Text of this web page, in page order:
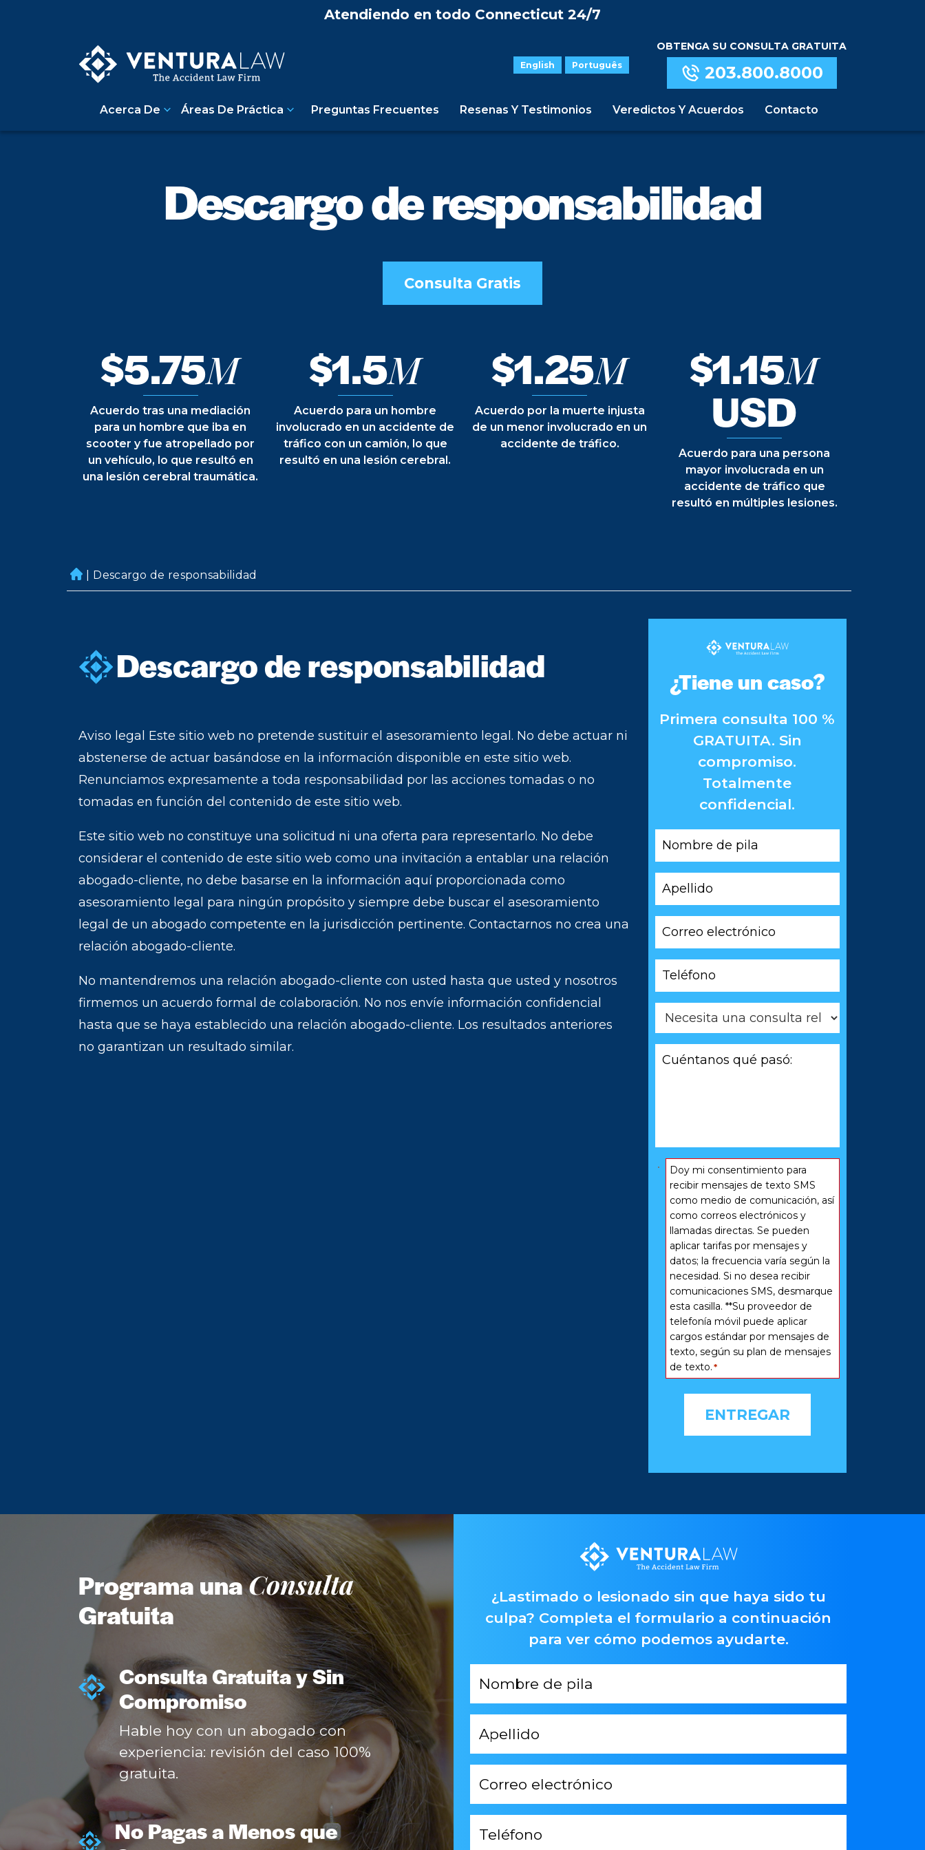
Atendiendo en todo Connecticut 24/7
English Português
OBTENGA SU CONSULTA GRATUITA
203.800.8000
Acerca De Áreas De Práctica Preguntas Frecuentes Resenas Y Testimonios Veredictos Y Acuerdos Contacto
Descargo de responsabilidad
Consulta Gratis
$5.75M
Acuerdo tras una mediación
para un hombre que iba en
scooter y fue atropellado por
un vehículo, lo que resultó en
una lesión cerebral traumática.
$1.5M
Acuerdo para un hombre
involucrado en un accidente de
tráfico con un camión, lo que
resultó en una lesión cerebral.
$1.25M
Acuerdo por la muerte injusta
de un menor involucrado en un
accidente de tráfico.
$1.15M
USD
Acuerdo para una persona
mayor involucrada en un
accidente de tráfico que
resultó en múltiples lesiones.
H
o
Descargo de responsabilidad
Descargo de responsabilidad
Aviso legal Este sitio web no pretende sustituir el asesoramiento legal. No debe actuar ni
abstenerse de actuar basándose en la información disponible en este sitio web.
Renunciamos expresamente a toda responsabilidad por las acciones tomadas o no
tomadas en función del contenido de este sitio web.
Este sitio web no constituye una solicitud ni una oferta para representarlo. No debe
considerar el contenido de este sitio web como una invitación a entablar una relación
abogado-cliente, no debe basarse en la información aquí proporcionada como
asesoramiento legal para ningún propósito y siempre debe buscar el asesoramiento
legal de un abogado competente en la jurisdicción pertinente. Contactarnos no crea una
relación abogado-cliente.
No mantendremos una relación abogado-cliente con usted hasta que usted y nosotros
firmemos un acuerdo formal de colaboración. No nos envíe información confidencial
hasta que se haya establecido una relación abogado-cliente. Los resultados anteriores
no garantizan un resultado similar.
¿Tiene un caso?
Primera consulta 100 %
GRATUITA. Sin
compromiso.
Totalmente
confidencial.
de
electrónico
una
relacionada
qué
Consentir
Doy mi consentimiento para
recibir mensajes de texto SMS
como medio de comunicación, así
como correos electrónicos y
llamadas directas. Se pueden
aplicar tarifas por mensajes y
datos; la frecuencia varía según la
necesidad. Si no desea recibir
comunicaciones SMS, desmarque
esta casilla. **Su proveedor de
telefonía móvil puede aplicar
cargos estándar por mensajes de
texto, según su plan de mensajes
de texto.*
Programa unaConsulta
Gratuita
Consulta Gratuita y Sin
Compromiso
Hable hoy con un abogado con
experiencia: revisión del caso 100%
gratuita.
No Pagas a Menos que
¿Lastimado o lesionado sin que haya sido tu
culpa? Completa el formulario a continuación
para ver cómo podemos ayudarte.
Nombre
*
electrónico
*